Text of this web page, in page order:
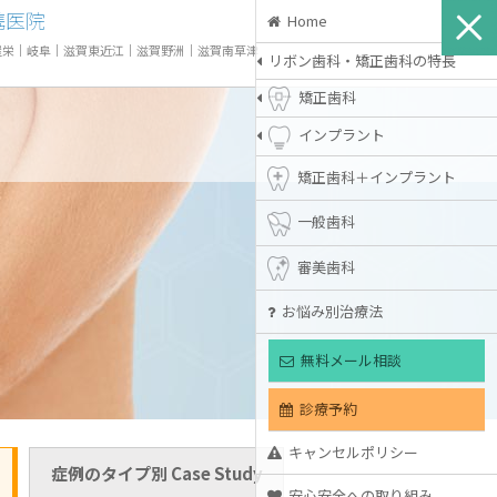
Home
リボン歯科・矯正歯科の特長
矯正歯科
インプラント
矯正歯科＋インプラント
一般歯科
審美歯科
お悩み別治療法
無料メール相談
診療予約
キャンセルポリシー
院
｜ 岐阜 ｜ 滋賀東近江 ｜ 滋賀野洲 ｜ 滋賀南草津
症例のタイプ別 Case Study